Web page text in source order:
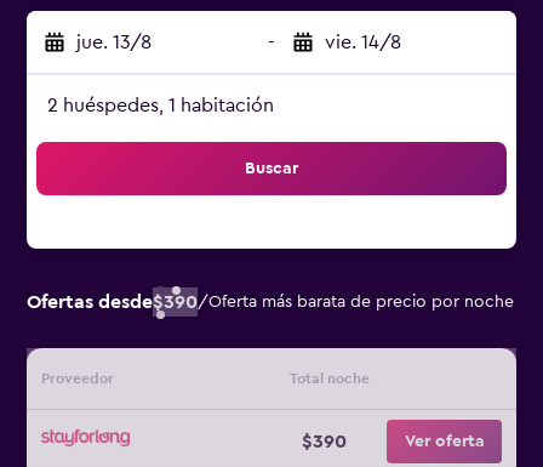
jue. 13/8 - vie. 14/8
2 huéspedes, 1 habitación
Buscar
Ofertas desde$390/Oferta más barata de precio por noche
Proveedor Total noche
$390 Ver oferta